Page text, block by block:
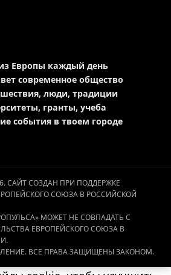
Европы каждый день
современное общество
люди, традиции
гранты, учеба
события в твоем городе
САЙТ СОЗДАН ПРИ ПОДДЕРЖКЕ
СОЮЗА В РОССИЙСКОЙ
МОЖЕТ НЕ СОВПАДАТЬ С
ЕВРОПЕЙСКОГО СОЮЗА В
ВСЕ ПРАВА ЗАЩИЩЕНЫ ЗАКОНОМ.